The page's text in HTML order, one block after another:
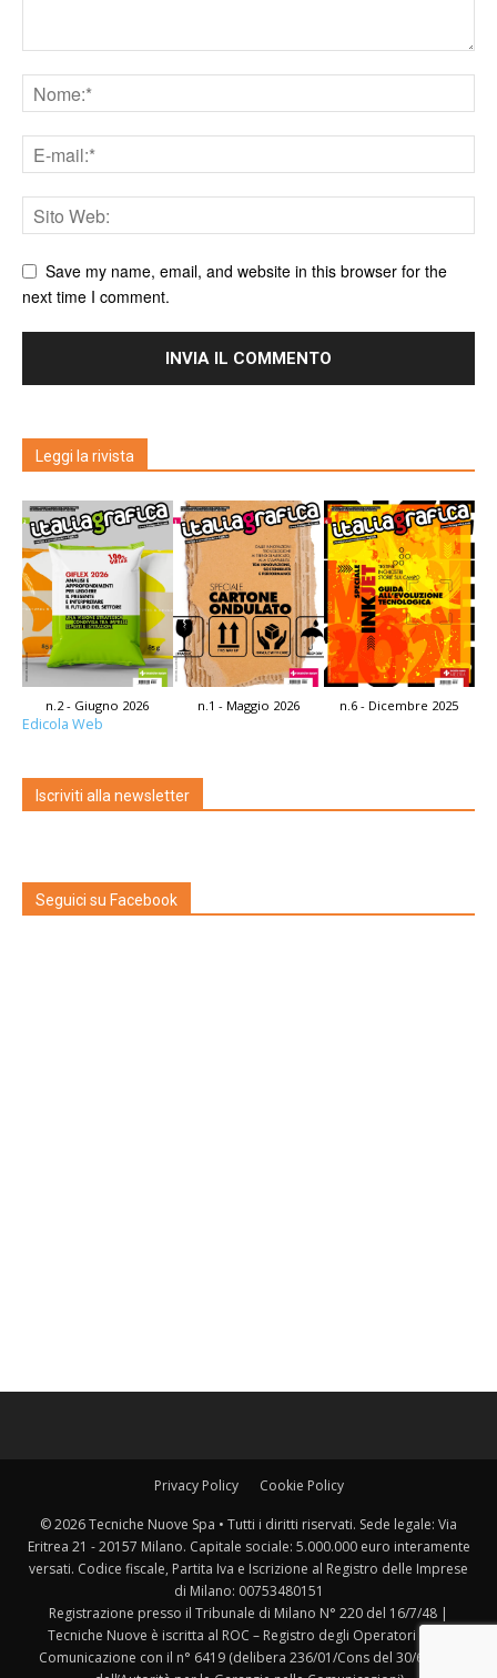
Save my name, email, and website in this browser for the
next time I comment.
Leggi la rivista
n.2 - Giugno 2026 n.1 - Maggio 2026 n.6 - Dicembre 2025
Edicola Web
Iscriviti alla newsletter
Seguici su Facebook
Privacy Policy Cookie Policy
© 2026 Tecniche Nuove Spa • Tutti i diritti riservati. Sede legale: Via
Eritrea 21 - 20157 Milano. Capitale sociale: 5.000.000 euro interamente
versati. Codice fiscale, Partita Iva e Iscrizione al Registro delle Imprese
di Milano: 00753480151
Registrazione presso il Tribunale di Milano N° 220 del 16/7/48 |
Tecniche Nuove è iscritta al ROC – Registro degli Operatori della
Comunicazione con il n° 6419 (delibera 236/01/Cons del 30/6/2001